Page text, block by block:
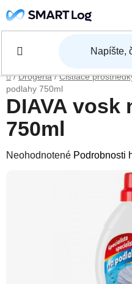
Domov
/ Drogéria / Čistiace
podlahy 750ml
DIAVA vosk
750ml
Priemerné hodnotenie
Neohodnotené Podrobnosti